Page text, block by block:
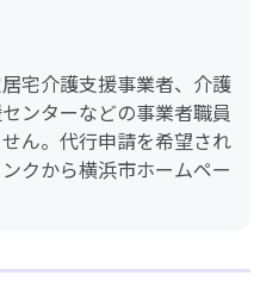
宅介護支援事業者、介護
ンターなどの事業者職員
ん。代行申請を希望され
クから横浜市ホームペー